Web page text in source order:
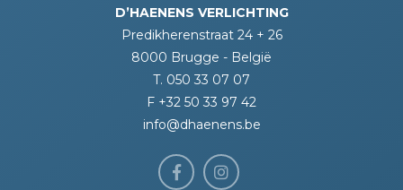
D’HAENENS VERLICHTING
Predikherenstraat 24 + 26
8000 Brugge - België
T. 050 33 07 07
F +32 50 33 97 42
info@dhaenens.be